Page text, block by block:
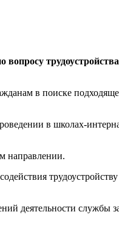
в поиске
в школах-
направлении.
деятельности службы